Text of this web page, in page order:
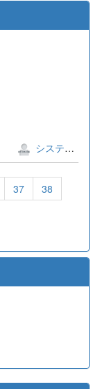
システム管理者
37
38